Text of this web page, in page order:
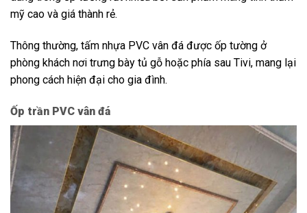
mỹ cao và giá thành rẻ.
Thông thường, tấm nhựa PVC vân đá được ốp tường ở
phòng khách nơi trưng bày tủ gỗ hoặc phía sau Tivi, mang lại
phong cách hiện đại cho gia đình.
Ốp trần PVC vân đá